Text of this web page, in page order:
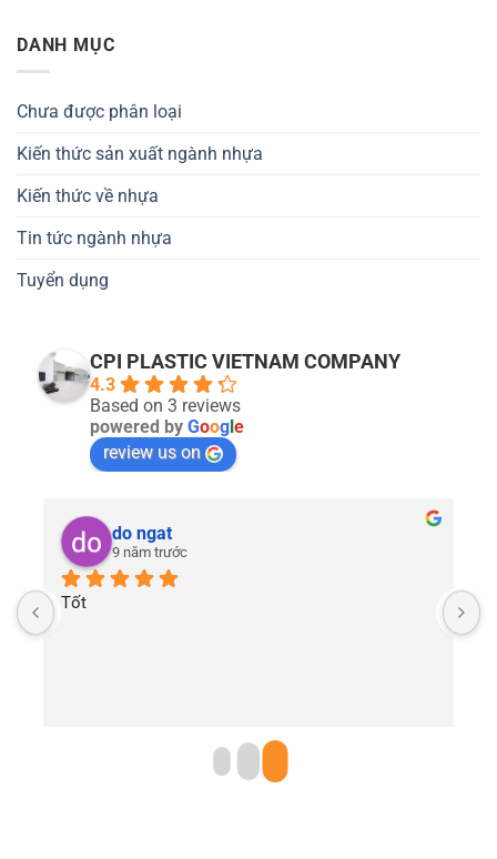
DANH MỤC
Chưa được phân loại
Kiến thức sản xuất ngành nhựa
Kiến thức về nhựa
Tin tức ngành nhựa
Tuyển dụng
CPI PLASTIC VIETNAM COMPANY
4.3
Based on 3 reviews
powered by Goog e
review us on
do ngat
9 năm trước
Tốt